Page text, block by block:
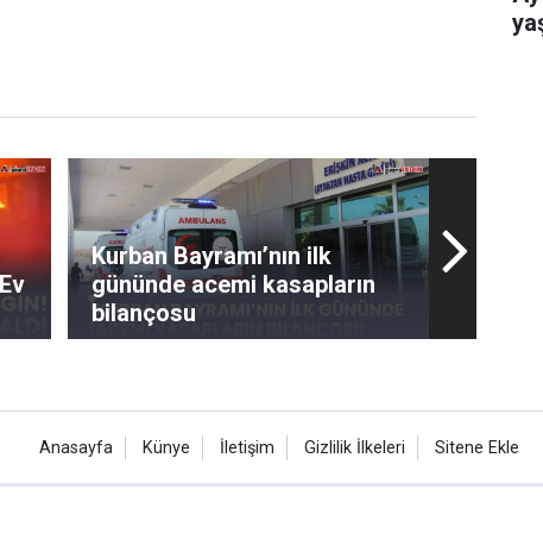
Kurban Bayramı’nın ilk
gününde acemi kasapların
bilançosu
Anasayfa Künye İletişim Gizlilik İlkeleri Sitene Ekle